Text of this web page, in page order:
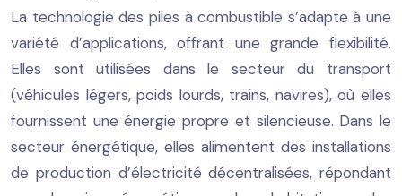
La technologie des piles à combustible s’adapte à une
variété d’applications, offrant une grande flexibilité.
Elles sont utilisées dans le secteur du transport
(véhicules légers, poids lourds, trains, navires), où elles
fournissent une énergie propre et silencieuse. Dans le
secteur énergétique, elles alimentent des installations
de production d’électricité décentralisées, répondant